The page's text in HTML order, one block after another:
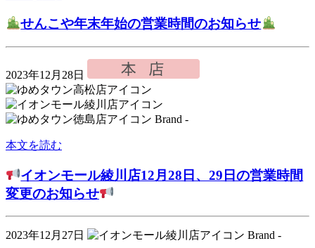
せんこや年末年始の営業時間のお知らせ
2023年12月28日
Brand -
本文を読む
イオンモール綾川店12月28日、29日の営業時間
変更のお知らせ
2023年12月27日 Brand -